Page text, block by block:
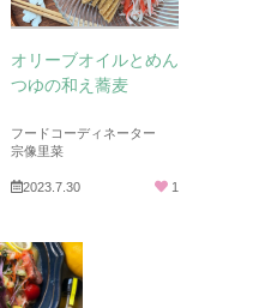
オリーブオイルとめん
つゆの和え蕎麦
フードコーディネーター
宗像里菜
2023.7.30 1